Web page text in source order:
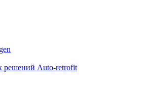
решений Auto-retrofit